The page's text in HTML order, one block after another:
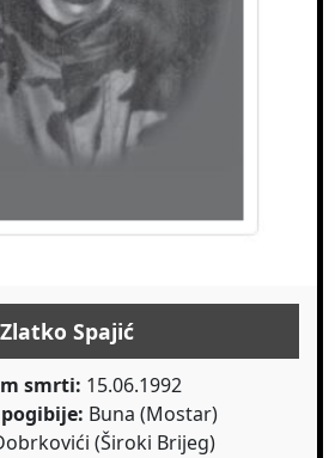
Zlatko Spajić
smrti: 15.06.1992
Buna (Mostar)
(Široki Brijeg)